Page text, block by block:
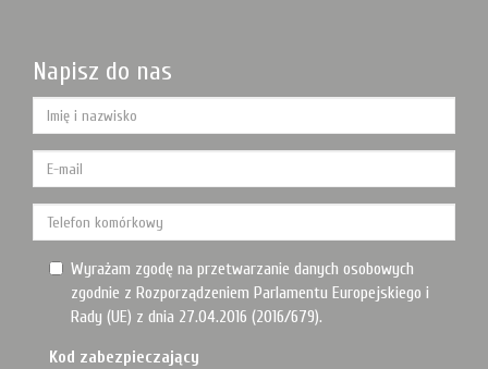
Napisz do nas
Wyrażam zgodę na przetwarzanie danych osobowych
zgodnie z Rozporządzeniem Parlamentu Europejskiego i
Rady (UE) z dnia 27.04.2016 (2016/679).
Kod zabezpieczający